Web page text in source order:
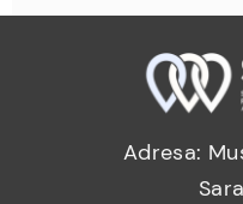
Adresa: